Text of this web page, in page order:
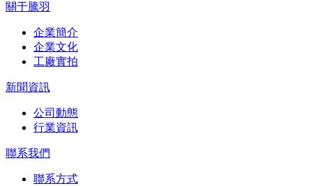
關于騰羽
企業簡介
企業文化
工廠實拍
新聞資訊
公司動態
行業資訊
聯系我們
聯系方式